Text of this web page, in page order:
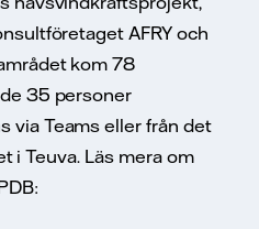
AFRY och
kom 78
35 personer
via Teams eller från det
i Teuva. Läs mera om